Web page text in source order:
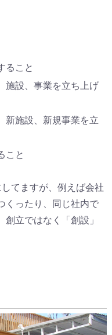
こと
設、事業を立ち上げ
施設、新規事業を立
と
てますが、例えば会社
くったり、同じ社内で
立ではなく「創設」